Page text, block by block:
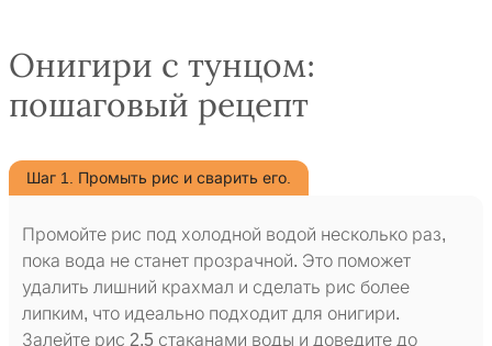
Онигири с тунцом:
пошаговый рецепт
Шаг 1. Промыть рис и сварить его.
Промойте рис под холодной водой несколько раз,
пока вода не станет прозрачной. Это поможет
удалить лишний крахмал и сделать рис более
липким, что идеально подходит для онигири.
Залейте рис 2,5 стаканами воды и доведите до